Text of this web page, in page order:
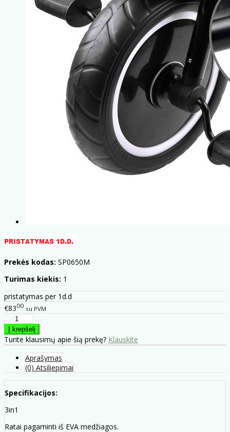
Prekės kodas: SP0650M
Turimas kiekis: 1
pristatymas per 1d.d
€8300 su PVM
Turite klausimų apie šią prekę? Klauskite
Aprašymas
(0) Atsiliepimai
Specifikacijos:
3in1
Ratai pagaminti iš EVA medžiagos.